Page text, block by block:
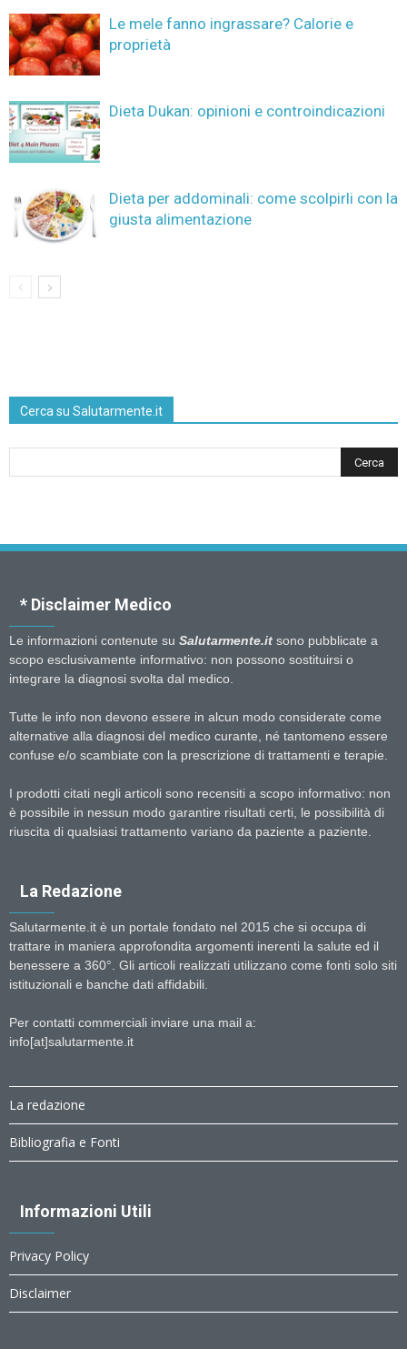
Le mele fanno ingrassare? Calorie e
proprietà
Dieta Dukan: opinioni e controindicazioni
Dieta per addominali: come scolpirli con la
giusta alimentazione
Cerca su Salutarmente.it
* Disclaimer Medico
Le informazioni contenute su Salutarmente.it sono pubblicate a
scopo esclusivamente informativo: non possono sostituirsi o
integrare la diagnosi svolta dal medico.
Tutte le info non devono essere in alcun modo considerate come
alternative alla diagnosi del medico curante, né tantomeno essere
confuse e/o scambiate con la prescrizione di trattamenti e terapie.
I prodotti citati negli articoli sono recensiti a scopo informativo: non
è possibile in nessun modo garantire risultati certi, le possibilità di
riuscita di qualsiasi trattamento variano da paziente a paziente.
La Redazione
Salutarmente.it è un portale fondato nel 2015 che si occupa di
trattare in maniera approfondita argomenti inerenti la salute ed il
benessere a 360°. Gli articoli realizzati utilizzano come fonti solo siti
istituzionali e banche dati affidabili.
Per contatti commerciali inviare una mail a:
info[at]salutarmente.it
La redazione
Bibliografia e Fonti
Informazioni Utili
Privacy Policy
Disclaimer